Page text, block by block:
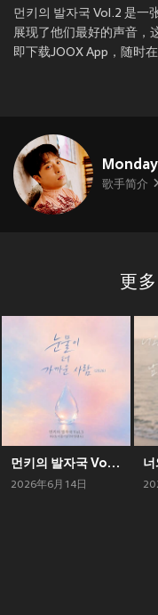
먼키의 발자국 Vol.2 是一
展现了他们最好的声音，
即下载JOOX App，随时
歌手简介
更
먼키의 발자국 Vol.3 With 이홍기 (FT아일랜드)
2026年6月14日